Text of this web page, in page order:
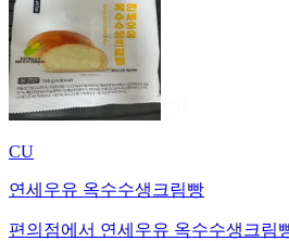
CU
연세우유 옥수수생크림빵
편의점에서 연세우유 옥수수생크림